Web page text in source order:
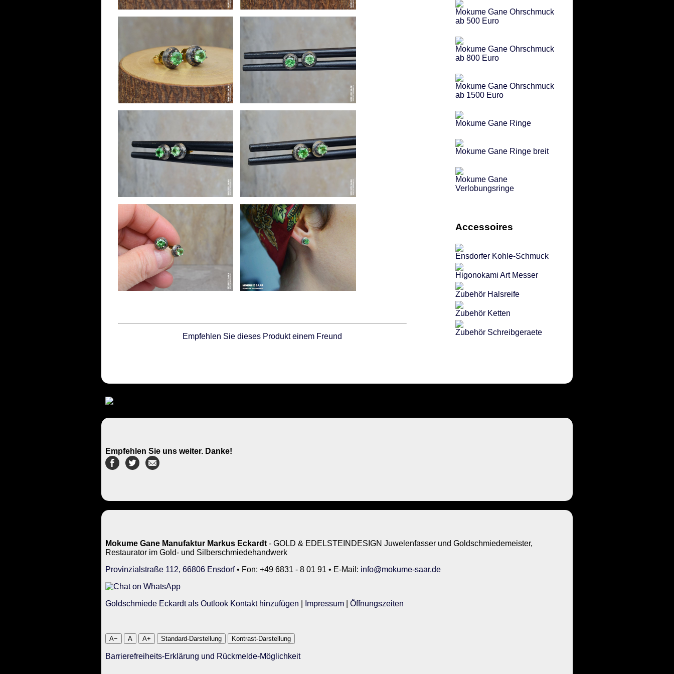
Empfehlen Sie dieses Produkt einem Freund
Mokume Gane Ohrschmuck
ab 500 Euro
Mokume Gane Ohrschmuck
ab 800 Euro
Mokume Gane Ohrschmuck
ab 1500 Euro
Mokume Gane Ringe
Mokume Gane Ringe breit
Mokume Gane
Verlobungsringe
Accessoires
Ensdorfer Kohle-Schmuck
Higonokami Art Messer
Zubehör Halsreife
Zubehör Ketten
Zubehör Schreibgeraete
Empfehlen Sie uns weiter. Danke!
Mokume Gane Manufaktur Markus Eckardt - GOLD & EDELSTEINDESIGN Juwelenfasser und Goldschmiedemeister,
Restaurator im Gold- und Silberschmiedehandwerk
Provinzialstraße 112, 66806 Ensdorf• Fon: +49 6831 - 8 01 91 • E-Mail: info@mokume-saar.de
Goldschmiede Eckardt als Outlook Kontakt hinzufügen Impressum Öffnungszeiten
A− A A+ Standard-Darstellung Kontrast-Darstellung
Barrierefreiheits-Erklärung und Rückmelde-Möglichkeit